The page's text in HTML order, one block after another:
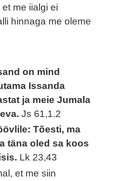
me iialgi ei
hinnaga me oleme
on mind
Issanda
ja meie Jumala
Js 61,1.2
Tõesti, ma
täna oled sa koos
Lk 23,43
et me siin